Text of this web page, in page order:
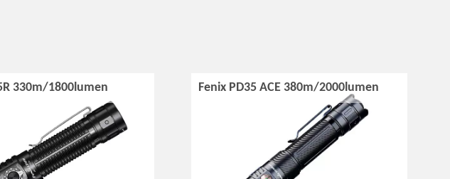
330m/1800lumen Fenix PD35 ACE 380m/2000lumen